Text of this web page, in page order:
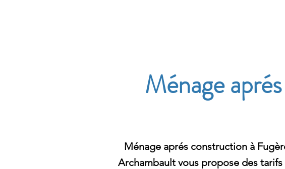
Ménage
Ménage aprés construction à
Archambault vous propose des tarifs